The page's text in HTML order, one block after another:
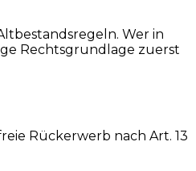
Wer in
Rechtsgrundlage zuerst
Rückerwerb nach Art. 13